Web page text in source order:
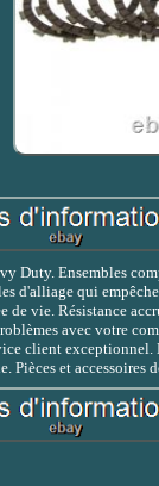
Duty. Ensembles
d'alliage qui
vie. Résistance
avec votre
client
Pièces et accessoires